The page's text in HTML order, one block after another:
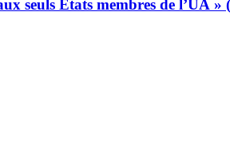
seuls États membres de l’UA »